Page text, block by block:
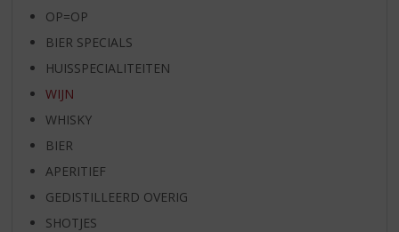
OP=OP
BIER SPECIALS
HUISSPECIALITEITEN
WIJN
WHISKY
BIER
APERITIEF
GEDISTILLEERD OVERIG
SHOTJES